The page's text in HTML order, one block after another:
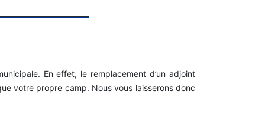
En effet, le remplacement d’un adjoint
votre propre camp. Nous vous laisserons donc